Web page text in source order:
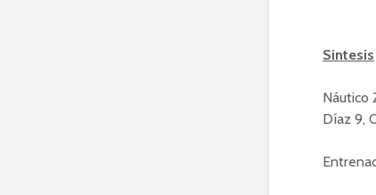
Sintesis
Náutico
Díaz 9,